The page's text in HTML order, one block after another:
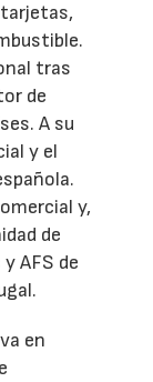
tras
de
A su
y el
y,
de
AFS de
en